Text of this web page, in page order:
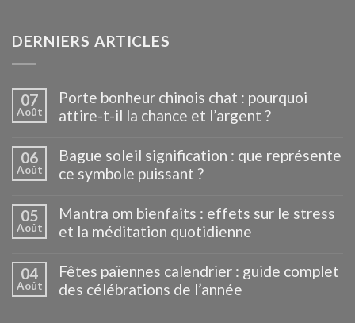
DERNIERS ARTICLES
07
Août
Porte bonheur chinois chat : pourquoi
attire-t-il la chance et l’argent ?
06
Août
Bague soleil signification : que représente
ce symbole puissant ?
05
Août
Mantra om bienfaits : effets sur le stress
et la méditation quotidienne
04
Août
Fêtes païennes calendrier : guide complet
des célébrations de l’année